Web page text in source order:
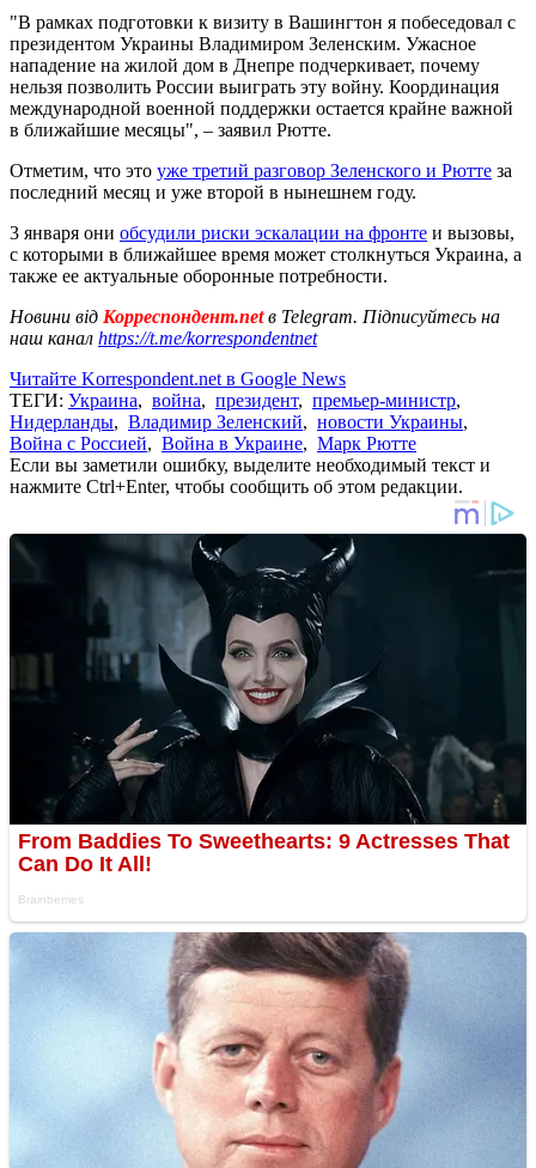
"В рамках подготовки к визиту в Вашингтон я побеседовал с
президентом Украины Владимиром Зеленским. Ужасное
нападение на жилой дом в Днепре подчеркивает, почему
нельзя позволить России выиграть эту войну. Координация
международной военной поддержки остается крайне важной
в ближайшие месяцы", – заявил Рютте.
Отметим, что это уже третий разговор Зеленского и Рютте за
последний месяц и уже второй в нынешнем году.
3 января они обсудили риски эскалации на фронте и вызовы,
с которыми в ближайшее время может столкнуться Украина, а
также ее актуальные оборонные потребности.
Новини від Корреспондент.netв Telegram. Підписуйтесь на
наш канал https://t.me/korrespondentnet
Читайте Korrespondent.net в Google News
ТЕГИ: Украина, война, президент, премьер-министр,
Нидерланды, Владимир Зеленский, новости Украины,
Война с Россией, Война в Украине, Марк Рютте
Если вы заметили ошибку, выделите необходимый текст и
нажмите Ctrl+Enter, чтобы сообщить об этом редакции.